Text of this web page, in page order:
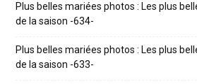
Plus belles mariées photos : Les plus
de la saison -634-
Plus belles mariées photos : Les plus
de la saison -633-